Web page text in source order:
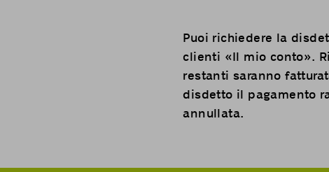
Puoi richiedere la
clienti «Il mio conto».
restanti saranno
disdetto il pagamento
annullata.